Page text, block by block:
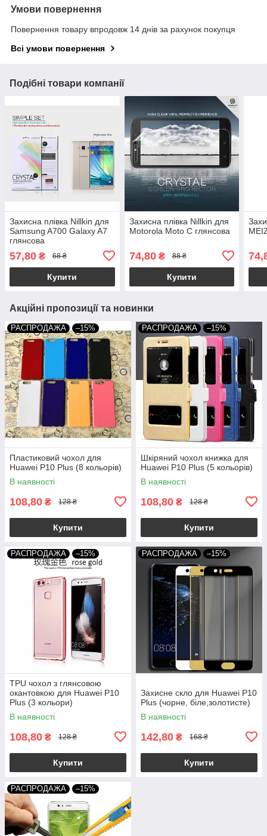
Умови повернення
Повернення товару впродовж 14 днів за рахунок покупця
Всі умови повернення
Подібні товари компанії
Захисна плівка Nillkin для
Samsung A700 Galaxy A7
глянсова
57,80 ₴ 68 ₴
Купити
Захисна плівка Nillkin для
Motorola Moto C глянсова
74,80₴ 88 ₴
Купити
Акційні пропозиції та новинки
РАСПРОДАЖА –15%
Пластиковий чохол для
Huawei P10 Plus (8 кольорів)
В наявності
108,80 ₴ 128 ₴
Купити
РАСПРОДАЖА –15%
Шкіряний чохол книжка для
Huawei P10 Plus (5 кольорів)
В наявності
108,80 ₴ 128 ₴
Купити
РАСПРОДАЖА –15%
TPU чохол з глянсовою
окантовкою для Huawei P10
Plus (3 кольори)
В наявності
108,80 ₴ 128 ₴
Купити
РАСПРОДАЖА –15%
Захисне скло для Huawei P10
Plus (чорне, біле,золотисте)
В наявності
142,80 ₴ 168 ₴
Купити
РАСПРОДАЖА –15%